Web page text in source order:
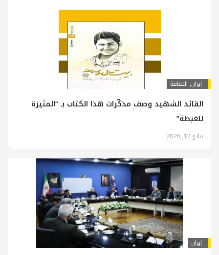
إيران, الثقافة
القائد الشهيد وصف مذكّرات هذا الكتاب بـ “المثيرة
للغبطة”
مايو 12, 2026
إيران